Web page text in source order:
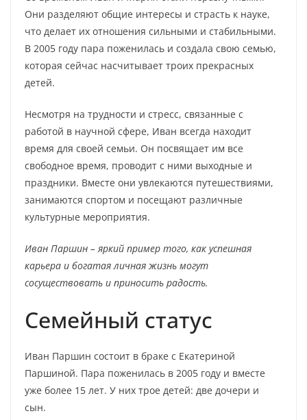
Они разделяют общие интересы и страсть к науке,
что делает их отношения сильными и стабильными.
В 2005 году пара поженилась и создала свою семью,
которая сейчас насчитывает троих прекрасных
детей.
Несмотря на трудности и стресс, связанные с
работой в научной сфере, Иван всегда находит
время для своей семьи. Он посвящает им все
свободное время, проводит с ними выходные и
праздники. Вместе они увлекаются путешествиями,
занимаются спортом и посещают различные
культурные мероприятия.
Иван Паршин – яркий пример того, как успешная
карьера и богатая личная жизнь могут
сосуществовать и приносить радость.
Семейный статус
Иван Паршин состоит в браке с Екатериной
Паршиной. Пара поженилась в 2005 году и вместе
уже более 15 лет. У них трое детей: две дочери и
сын.